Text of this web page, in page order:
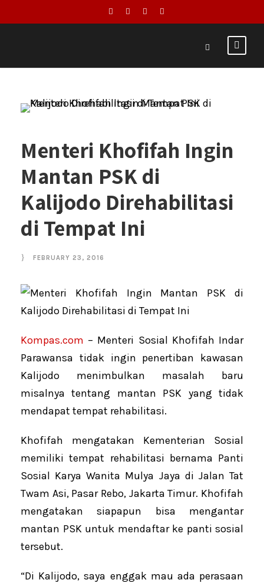
Menteri Khofifah Ingin
Mantan PSK di
Kalijodo Direhabilitasi
di Tempat Ini
FEBRUARY 23, 2016
Kompas.com – Menteri Sosial Khofifah Indar
Parawansa tidak ingin penertiban kawasan
Kalijodo menimbulkan masalah baru
misalnya tentang mantan PSK yang tidak
mendapat tempat rehabilitasi.
Khofifah mengatakan Kementerian Sosial
memiliki tempat rehabilitasi bernama Panti
Sosial Karya Wanita Mulya Jaya di Jalan Tat
Twam Asi, Pasar Rebo, Jakarta Timur. Khofifah
mengatakan siapapun bisa mengantar
mantan PSK untuk mendaftar ke panti sosial
tersebut.
“Di Kalijodo, saya enggak mau ada perasaan